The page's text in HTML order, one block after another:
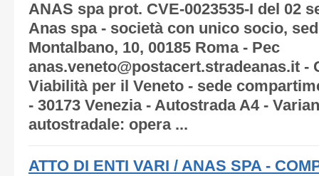
ANAS spa prot. CVE-0023535-I del 02
Anas spa - società con unico socio,
Montalbano, 10, 00185 Roma - Pec
anas.veneto@postacert.stradeanas.it -
Viabilità per il Veneto - sede
- 30173 Venezia - Autostrada A4 -
autostradale: opera ...
ATTO DI ENTI VARI / ANAS SPA -